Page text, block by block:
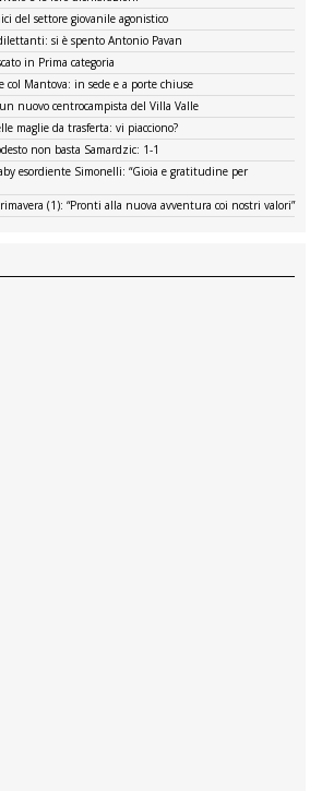
del settore giovanile agonistico
si è spento Antonio Pavan
in Prima categoria
col Mantova: in sede e a porte chiuse
nuovo centrocampista del Villa Valle
maglie da trasferta: vi piacciono?
non basta Samardzic: 1-1
esordiente Simonelli: “Gioia e gratitudine per
(1): “Pronti alla nuova avventura coi nostri valori”